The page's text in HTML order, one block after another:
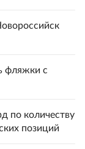
фляжки с
по количеству
позиций